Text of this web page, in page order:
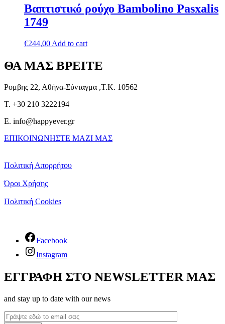
Βαπτιστικό ρούχο Bambolino Pasxalis
1749
€244,00 Add to cart
ΘΑ ΜΑΣ ΒΡΕΙΤΕ
Ρομβης 22, Αθήνα-Σύνταγμα ,Τ.Κ. 10562
T. +30 210 3222194
E. info@happyever.gr
ΕΠΙΚΟΙΝΩΝΗΣΤΕ ΜΑΖΙ ΜΑΣ
Πολιτική Απορρήτου
Όροι Χρήσης
Πολιτική Cookies
Facebook
Instagram
ΕΓΓΡΑΦΗ ΣΤΟ NEWSLETTER ΜΑΣ
and stay up to date with our news